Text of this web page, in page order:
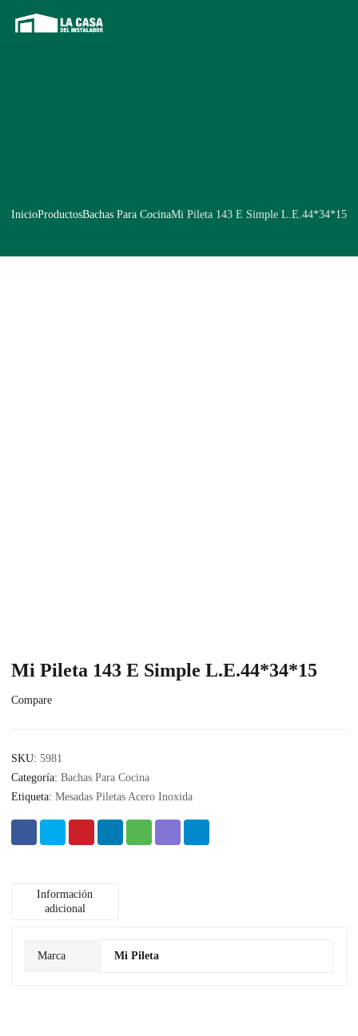
InicioProductosBachas Para CocinaMi Pileta 143 E Simple L.E.44*34*15
Mi Pileta 143 E Simple L.E.44*34*15
Compare
SKU: 5981
Categoría: Bachas Para Cocina
Etiqueta: Mesadas Piletas Acero Inoxida
Información
adicional
Marca Mi Pileta